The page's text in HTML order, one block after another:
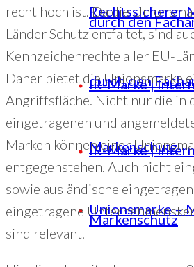
Rechtssicherer
durch den
IR-Marke |
Markenschutz
durch den
IR-Marke |
Markenschutz
Unionsmarke –
recht hoch ist. Da die
Länder Schutz entfaltet, sind
Kennzeichenrechte aller EU-
Daher bietet die Unionsmarke
Angriffsfläche. Nicht nur die in
eingetragenen und
Marken können einer
entgegenstehen. Auch nicht
sowie ausländische
eingetragene
sind relevant.